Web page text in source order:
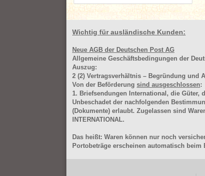
Wichtig für ausländische Kunden:
Neue AGB der Deutschen Post AG
Allgemeine Geschäftsbedingungen der
Auszug:
2 (2) Vertragsverhältnis – Begründung und
Von der Beförderung sind ausgeschlossen:
1. Briefsendungen International, die Güter,
Unbeschadet der nachfolgenden
(Dokumente) erlaubt. Zugelassen sind
INTERNATIONAL.
Das heißt: Waren können nur noch
Portobeträge erscheinen automatisch beim